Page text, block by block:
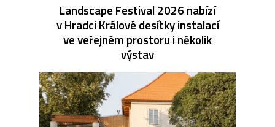
Landscape Festival 2026 nabízí
v Hradci Králové desítky instalací
ve veřejném prostoru i několik
výstav